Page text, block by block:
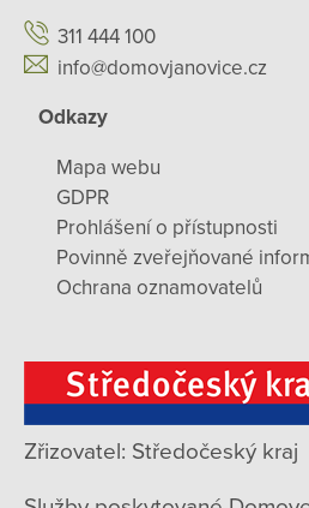
311 444 100
info@domovjanovice.cz
Odkazy
Mapa webu
GDPR
Prohlášení o přístupnosti
Povinně zveřejňované
Ochrana oznamovatelů
Zřizovatel: Středočeský kraj